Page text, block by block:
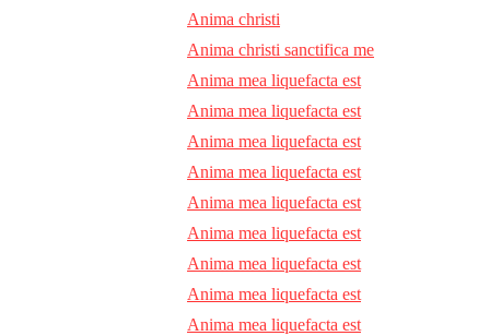
Anima christi
Anima christi sanctifica me
Anima mea liquefacta est
Anima mea liquefacta est
Anima mea liquefacta est
Anima mea liquefacta est
Anima mea liquefacta est
Anima mea liquefacta est
Anima mea liquefacta est
Anima mea liquefacta est
Anima mea liquefacta est